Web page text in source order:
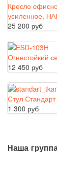
Кресло
усиленное,
25 200 руб
Огнестойкий
12 450 руб
Стул
1 300 руб
Наша